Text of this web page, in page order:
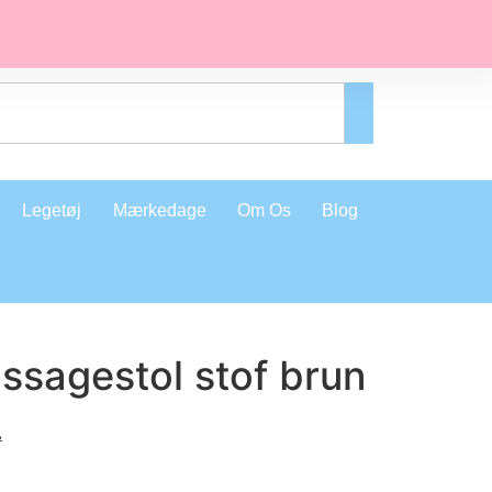
Legetøj Mærkedage Om Os Blog
stof brun